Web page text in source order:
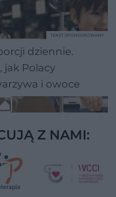
dziennie.
jak Polacy
i owoce
TEKST SPONSOROWANY
Z NAMI: